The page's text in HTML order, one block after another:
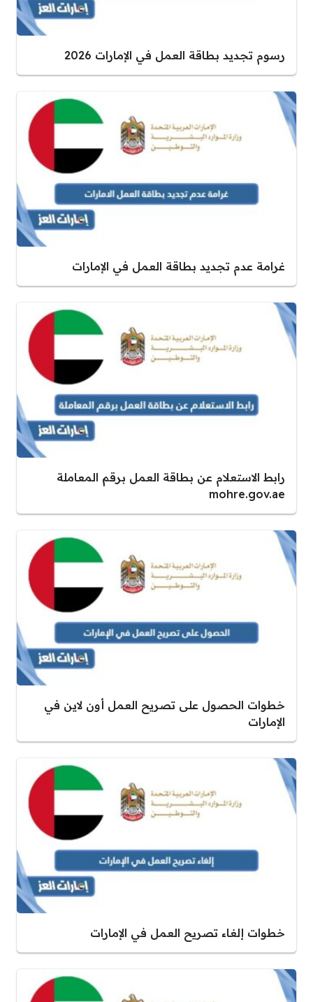
رسوم تجديد بطاقة العمل في الإمارات 2026
غرامة عدم تجديد بطاقة العمل في الإمارات
رابط الاستعلام عن بطاقة العمل برقم المعاملة
mohre.gov.ae
خطوات الحصول على تصريح العمل أون لاين في
الإمارات
خطوات إلغاء تصريح العمل في الإمارات